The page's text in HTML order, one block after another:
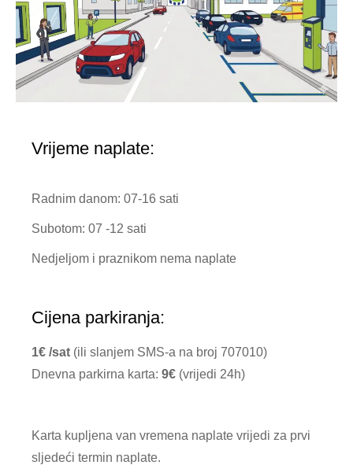
Vrijeme naplate:
Radnim danom: 07-16 sati
Subotom: 07 -12 sati
Nedjeljom i praznikom nema naplate
Cijena parkiranja:
1€ /sat (ili slanjem SMS-a na broj 707010)
Dnevna parkirna karta: 9€ (vrijedi 24h)
Karta kupljena van vremena naplate vrijedi za prvi
sljedeći termin naplate.